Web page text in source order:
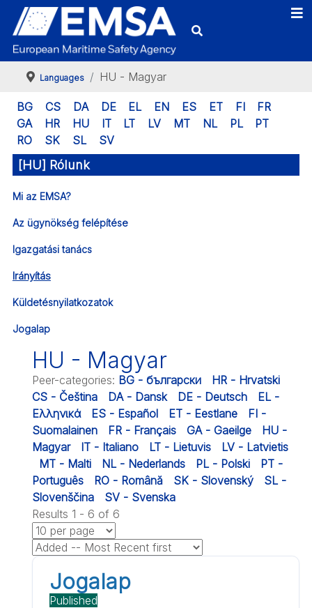
Languages HU - Magyar
BG CS DA DE EL EN ES ET FI
FR
GA
HR HU IT LT LV MT NL PL
PT
RO
SK SL SV
[HU] Rólunk
Mi az EMSA?
Az ügynökség felépítése
Igazgatási tanács
Irányítás
Küldetésnyilatkozatok
Jogalap
HU - Magyar
Peer-categories: BG - български
HR - Hrvatski
CS - Čeština
DA - Dansk DE - Deutsch
EL -
Ελληνικά
ES - Español ET - Eestlane
FI -
Suomalainen
FR - Français GA - Gaeilge
HU -
Magyar
IT - Italiano LT - Lietuvis
LV - Latvietis
MT - Malti
NL - Nederlands PL - Polski
PT -
Português
RO - Română SK - Slovenský
SL -
Slovenščina
SV - Svenska
Results 1 - 6 of 6
Jogalap
Published